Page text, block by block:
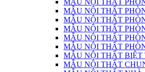
MẪU NỘI THẤT
MẪU NỘI THẤT
MẪU NỘI THẤT
MẪU NỘI THẤT
MẪU NỘI THẤT
MẪU NỘI THẤT
MẪU NỘI THẤT BIỆT
MẪU NỘI THẤT